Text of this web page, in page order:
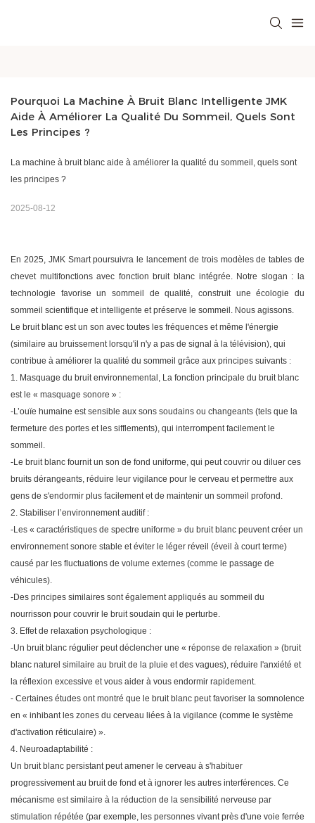
Pourquoi La Machine À Bruit Blanc Intelligente JMK
Aide À Améliorer La Qualité Du Sommeil, Quels Sont
Les Principes ?
La machine à bruit blanc aide à améliorer la qualité du sommeil, quels sont
les principes ?
2025-08-12
En 2025, JMK Smartpoursuivra le lancement de trois modèles de tables de
chevet multifonctions avec fonction bruit blanc intégrée. Notre slogan : la
technologie favorise un sommeil de qualité, construit une écologie du
sommeil scientifique et intelligente et préserve le sommeil. Nous agissons.
Le bruit blanc est un son avec toutes les fréquences et même l'énergie
(similaire au bruissement lorsqu'il n'y a pas de signal à la télévision), qui
contribue à améliorer la qualité du sommeil grâce aux principes suivants :
1. Masquage du bruit environnemental , La fonction principale du bruit blanc
est le « masquage sonore » :
-L’ouïe humaine est sensible aux sons soudains ou changeants (tels que la
fermeture des portes et les sifflements), qui interrompent facilement le
sommeil.
-Le bruit blanc fournit un son de fond uniforme, qui peut couvrir ou diluer ces
bruits dérangeants, réduire leur vigilance pour le cerveau et permettre aux
gens de s'endormir plus facilement et de maintenir un sommeil profond.
2. Stabiliser l’environnement auditif :
-Les « caractéristiques de spectre uniforme » du bruit blanc peuvent créer un
environnement sonore stable et éviter le léger réveil (éveil à court terme)
causé par les fluctuations de volume externes (comme le passage de
véhicules).
-Des principes similaires sont également appliqués au sommeil du
nourrisson pour couvrir le bruit soudain qui le perturbe.
3. Effet de relaxation psychologique :
-Un bruit blanc régulier peut déclencher une « réponse de relaxation » (bruit
blanc naturel similaire au bruit de la pluie et des vagues), réduire l'anxiété et
la réflexion excessive et vous aider à vous endormir rapidement.
- Certaines études ont montré que le bruit blanc peut favoriser la somnolence
en « inhibant les zones du cerveau liées à la vigilance (comme le système
d'activation réticulaire) ».
4. Neuroadaptabilité :
Un bruit blanc persistant peut amener le cerveau à s'habituer
progressivement au bruit de fond et à ignorer les autres interférences. Ce
mécanisme est similaire à la réduction de la sensibilité nerveuse par
stimulation répétée (par exemple, les personnes vivant près d'une voie ferrée